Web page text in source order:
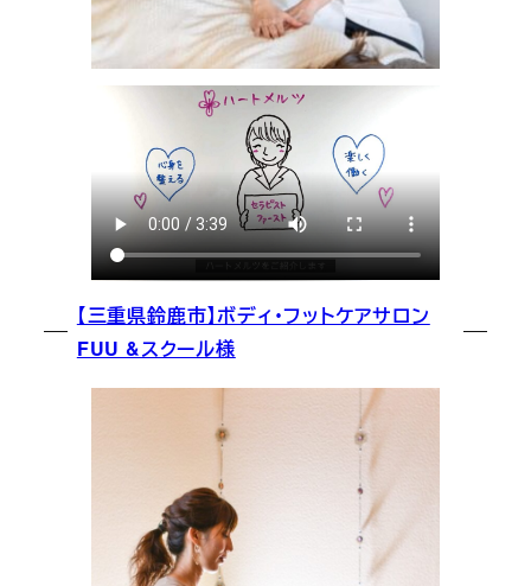
【三重県鈴鹿市】ボディ・フットケアサロン
FUU &スクール様